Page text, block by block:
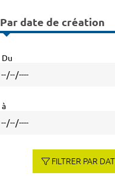
Par date de création
Du
à
FILTRER PAR